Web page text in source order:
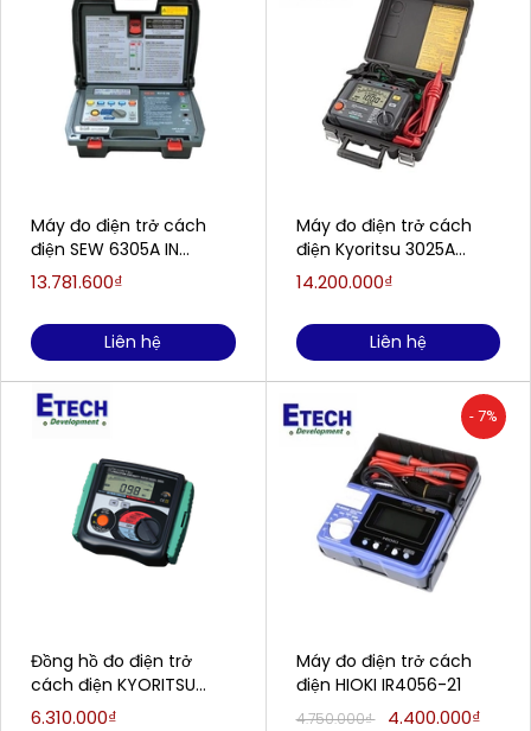
Máy đo điện trở cách
điện SEW 6305A IN
(5kV,10TΩ )
13.781.600₫
Liên hệ
Đồng hồ đo điện trở
cách điện KYORITSU
3005A
6.310.000₫
Máy đo điện trở cách
điện Kyoritsu 3025A
(250V~2500V/100.0GΩ)
14.200.000₫
Liên hệ
- 7%
Máy đo điện trở cách
điện HIOKI IR4056-21
4.750.000₫ 4.400.000₫